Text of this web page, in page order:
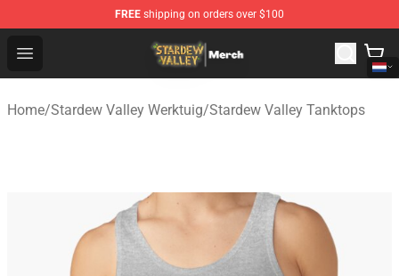
FREE shipping on orders over $100
Open menu
Stardew Valley Store - Official Stardew Valley
Home/Stardew Valley Werktuig/Stardew Valley Tanktops